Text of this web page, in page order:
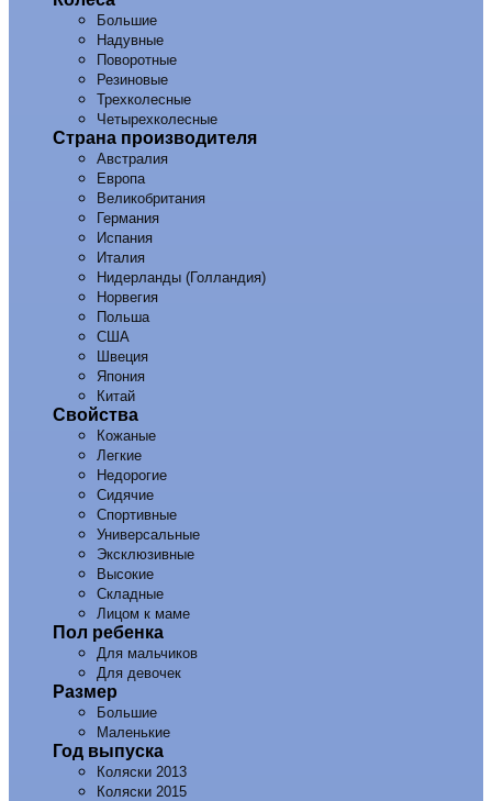
Большие
Надувные
Поворотные
Резиновые
Трехколесные
Четырехколесные
Страна производителя
Австралия
Европа
Великобритания
Германия
Испания
Италия
Нидерланды (Голландия)
Норвегия
Польша
США
Швеция
Япония
Китай
Свойства
Кожаные
Легкие
Недорогие
Сидячие
Спортивные
Универсальные
Эксклюзивные
Высокие
Складные
Лицом к маме
Пол ребенка
Для мальчиков
Для девочек
Размер
Большие
Маленькие
Год выпуска
Коляски 2013
Коляски 2015